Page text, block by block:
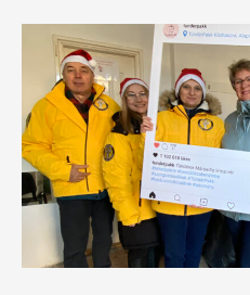
Szebbé
tenni
a
hátrányos
helyzetűek
Karácsonyát?